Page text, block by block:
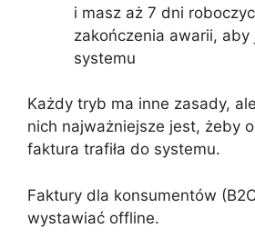
i masz aż 7 dni
zakończenia awarii, aby
systemu
Każdy tryb ma inne zasady,
nich najważniejsze jest, żeby
faktura trafiła do systemu.
Faktury dla konsumentów
wystawiać offline.